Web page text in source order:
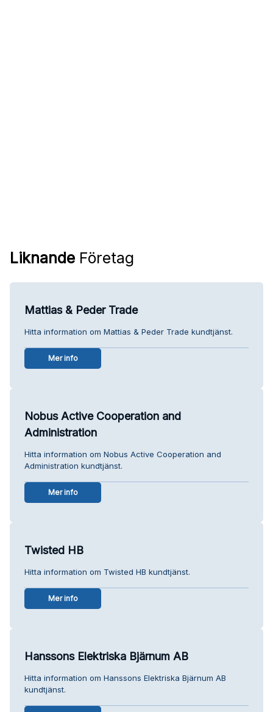
Liknande Företag
Mattias & Peder Trade
Hitta information om Mattias & Peder Trade kundtjänst.
Mer info
Nobus Active Cooperation and
Administration
Hitta information om Nobus Active Cooperation and
Administration kundtjänst.
Mer info
Twisted HB
Hitta information om Twisted HB kundtjänst.
Mer info
Hanssons Elektriska Bjärnum AB
Hitta information om Hanssons Elektriska Bjärnum AB
kundtjänst.